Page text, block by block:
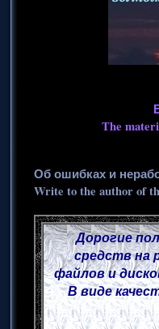
The
Об ошибках и
Write to the author of
Дорогие
средств на
файлов и
В виде